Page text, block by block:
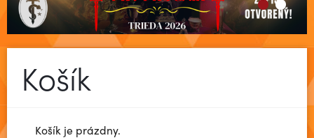
Košík
Košík je prázdny.